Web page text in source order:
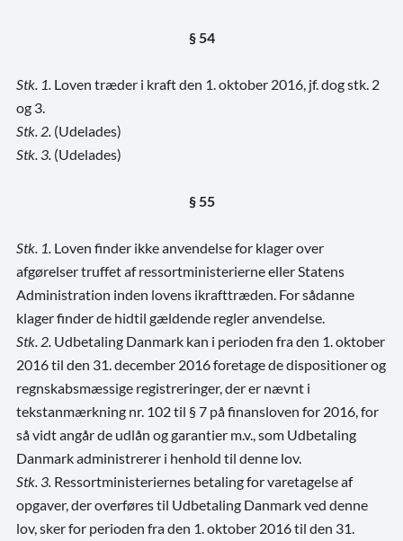
§ 54
Stk. 1. Loven træder i kraft den 1. oktober 2016, jf. dog stk. 2
og 3.
Stk. 2. (Udelades)
Stk. 3. (Udelades)
§ 55
Stk. 1. Loven finder ikke anvendelse for klager over
afgørelser truffet af ressortministerierne eller Statens
Administration inden lovens ikrafttræden. For sådanne
klager finder de hidtil gældende regler anvendelse.
Stk. 2. Udbetaling Danmark kan i perioden fra den 1. oktober
2016 til den 31. december 2016 foretage de dispositioner og
regnskabsmæssige registreringer, der er nævnt i
tekstanmærkning nr. 102 til § 7 på finansloven for 2016, for
så vidt angår de udlån og garantier m.v., som Udbetaling
Danmark administrerer i henhold til denne lov.
Stk. 3. Ressortministeriernes betaling for varetagelse af
opgaver, der overføres til Udbetaling Danmark ved denne
lov, sker for perioden fra den 1. oktober 2016 til den 31.